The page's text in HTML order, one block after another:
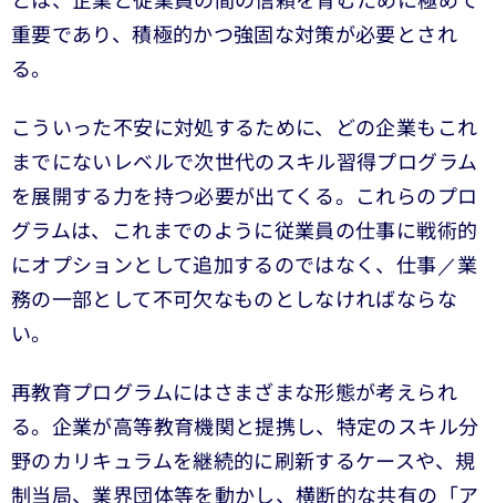
重要であり、積極的かつ強固な対策が必要とされ
る。
こういった不安に対処するために、どの企業もこれ
までにないレベルで次世代のスキル習得プログラム
を展開する力を持つ必要が出てくる。これらのプロ
グラムは、これまでのように従業員の仕事に戦術的
にオプションとして追加するのではなく、仕事／業
務の一部として不可欠なものとしなければならな
い。
再教育プログラムにはさまざまな形態が考えられ
る。企業が高等教育機関と提携し、特定のスキル分
野のカリキュラムを継続的に刷新するケースや、規
制当局、業界団体等を動かし、横断的な共有の「ア